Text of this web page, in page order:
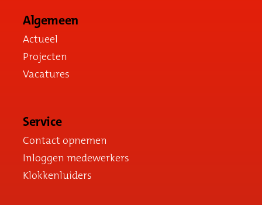
Algemeen
Actueel
Projecten
Vacatures
Service
Contact opnemen
Inloggen medewerkers
Klokkenluiders